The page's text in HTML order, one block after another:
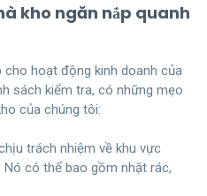
kho ngăn nắp quanh
hoạt động kinh doanh của
sách kiểm tra, có những mẹo
của chúng tôi:
trách nhiệm về khu vực
có thể bao gồm nhặt rác,